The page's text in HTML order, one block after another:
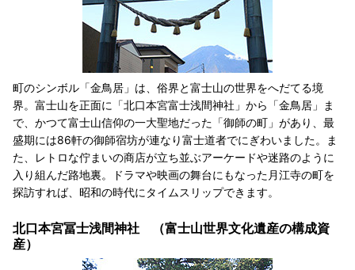
町のシンボル「金鳥居」は、俗界と富士山の世界をへだてる境
界。富士山を正面に「北口本宮富士浅間神社」から「金鳥居」ま
で、かつて富士山信仰の一大聖地だった「御師の町」があり、最
盛期には86軒の御師宿坊が連なり富士道者でにぎわいました。ま
た、レトロな佇まいの商店が立ち並ぶアーケードや迷路のように
入り組んだ路地裏。ドラマや映画の舞台にもなった月江寺の町を
探訪すれば、昭和の時代にタイムスリップできます。
北口本宮冨士浅間神社 （富士山世界文化遺産の構成資
産）